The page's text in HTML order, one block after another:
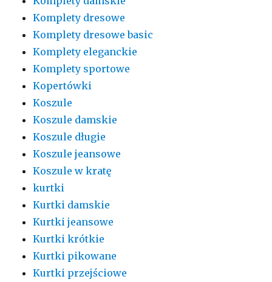
Komplety dresowe
Komplety dresowe basic
Komplety eleganckie
Komplety sportowe
Kopertówki
Koszule
Koszule damskie
Koszule długie
Koszule jeansowe
Koszule w kratę
kurtki
Kurtki damskie
Kurtki jeansowe
Kurtki krótkie
Kurtki pikowane
Kurtki przejściowe